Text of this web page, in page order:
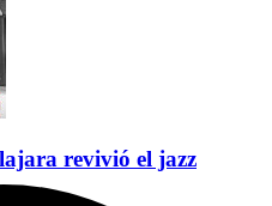
revivió el jazz